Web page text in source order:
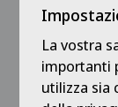
2011
Obtention
interne
La vostra
importanti
utilizza sia